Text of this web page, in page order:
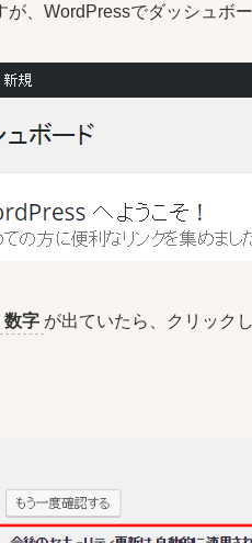
、WordPressでダッシュボ
数字 が出ていたら、クリック